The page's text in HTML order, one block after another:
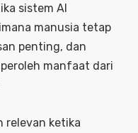
sistem AI
manusia tetap
penting, dan
manfaat dari
relevan ketika